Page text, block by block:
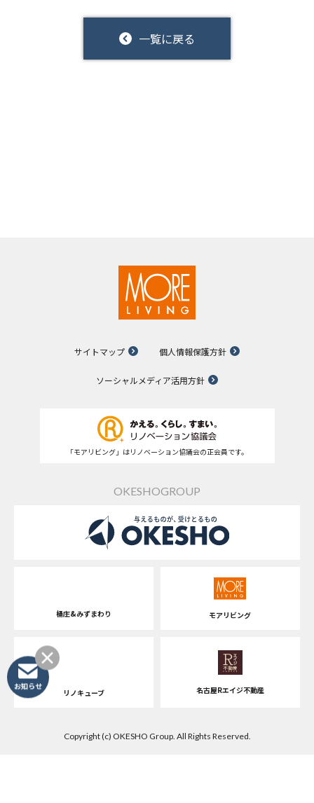
一覧に戻る
サイトマップ 個人情報保護方針
ソーシャルメディア活用方針
「モアリビング」はリノベーション協議会の正会員です。
OKESHOGROUP
桶庄&みずまわり モアリビング
リノキューブ 名古屋Rエイジ不動産
Copyright (c) OKESHO Group. All Rights Reserved.
お知らせ